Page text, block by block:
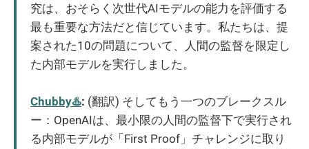
究は、おそらく次世代AIモデルの能力を評価する
最も重要な方法だと信じています。私たちは、提
案された10の問題について、人間の監督を限定し
た内部モデルを実行しました。
Chubby♨️: (翻訳) そしてもう一つのブレークスル
ー：OpenAIは、最小限の人間の監督下で実行され
る内部モデルが「First Proof」チャレンジに取り